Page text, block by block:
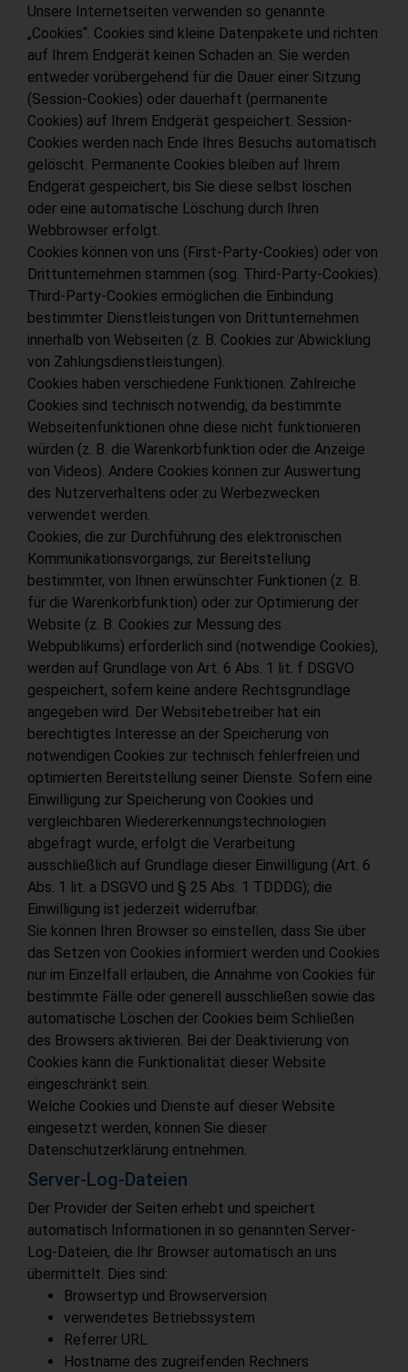
Unsere Internetseiten verwenden so genannte
„Cookies“. Cookies sind kleine Datenpakete und richten
auf Ihrem Endgerät keinen Schaden an. Sie werden
entweder vorübergehend für die Dauer einer Sitzung
(Session-Cookies) oder dauerhaft (permanente
Cookies) auf Ihrem Endgerät gespeichert. Session-
Cookies werden nach Ende Ihres Besuchs automatisch
gelöscht. Permanente Cookies bleiben auf Ihrem
Endgerät gespeichert, bis Sie diese selbst löschen
oder eine automatische Löschung durch Ihren
Webbrowser erfolgt.
Cookies können von uns (First-Party-Cookies) oder von
Drittunternehmen stammen (sog. Third-Party-Cookies).
Third-Party-Cookies ermöglichen die Einbindung
bestimmter Dienstleistungen von Drittunternehmen
innerhalb von Webseiten (z. B. Cookies zur Abwicklung
von Zahlungsdienstleistungen).
Cookies haben verschiedene Funktionen. Zahlreiche
Cookies sind technisch notwendig, da bestimmte
Webseitenfunktionen ohne diese nicht funktionieren
würden (z. B. die Warenkorbfunktion oder die Anzeige
von Videos). Andere Cookies können zur Auswertung
des Nutzerverhaltens oder zu Werbezwecken
verwendet werden.
Cookies, die zur Durchführung des elektronischen
Kommunikationsvorgangs, zur Bereitstellung
bestimmter, von Ihnen erwünschter Funktionen (z. B.
für die Warenkorbfunktion) oder zur Optimierung der
Website (z. B. Cookies zur Messung des
Webpublikums) erforderlich sind (notwendige Cookies),
werden auf Grundlage von Art. 6 Abs. 1 lit. f DSGVO
gespeichert, sofern keine andere Rechtsgrundlage
angegeben wird. Der Websitebetreiber hat ein
berechtigtes Interesse an der Speicherung von
notwendigen Cookies zur technisch fehlerfreien und
optimierten Bereitstellung seiner Dienste. Sofern eine
Einwilligung zur Speicherung von Cookies und
vergleichbaren Wiedererkennungstechnologien
abgefragt wurde, erfolgt die Verarbeitung
ausschließlich auf Grundlage dieser Einwilligung (Art. 6
Abs. 1 lit. a DSGVO und § 25 Abs. 1 TDDDG); die
Einwilligung ist jederzeit widerrufbar.
Sie können Ihren Browser so einstellen, dass Sie über
das Setzen von Cookies informiert werden und Cookies
nur im Einzelfall erlauben, die Annahme von Cookies für
bestimmte Fälle oder generell ausschließen sowie das
automatische Löschen der Cookies beim Schließen
des Browsers aktivieren. Bei der Deaktivierung von
Cookies kann die Funktionalität dieser Website
eingeschränkt sein.
Welche Cookies und Dienste auf dieser Website
eingesetzt werden, können Sie dieser
Datenschutzerklärung entnehmen.
Server-Log-Dateien
Der Provider der Seiten erhebt und speichert
automatisch Informationen in so genannten Server-
Log-Dateien, die Ihr Browser automatisch an uns
übermittelt. Dies sind:
Browsertyp und Browserversion
verwendetes Betriebssystem
Referrer URL
Hostname des zugreifenden Rechners